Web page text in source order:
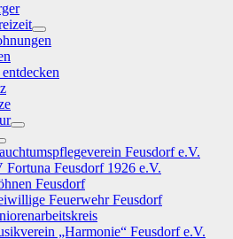
Show
sub
Show
sub
menu
Feusdorf e.V.
Fortuna Feusdorf 1926 e.V.
Feusdorf
Feuerwehr Feusdorf
„Harmonie“ Feusdorf e.V.